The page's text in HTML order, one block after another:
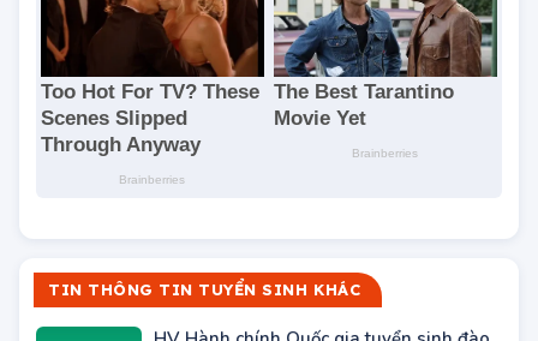
TIN THÔNG TIN TUYỂN SINH KHÁC